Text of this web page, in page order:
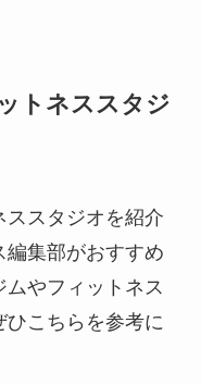
トネススタジ
スタジオを紹介
編集部がおすすめ
やフィットネス
ひこちらを参考に